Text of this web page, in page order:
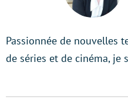
Passionnée de nouvelles
de séries et de cinéma,